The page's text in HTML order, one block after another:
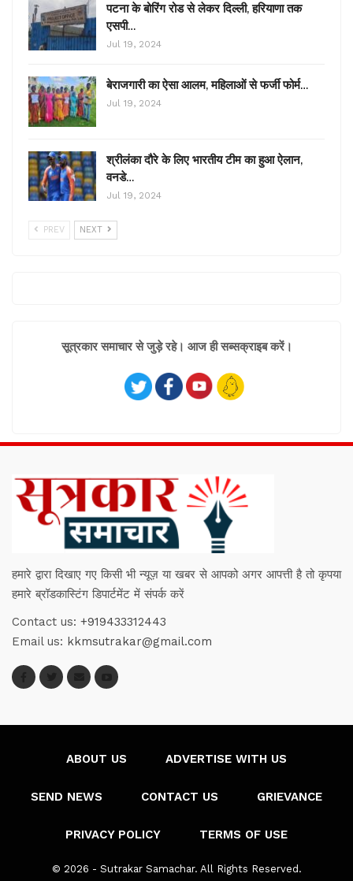
पटना के बोरिंग रोड से लेकर दिल्ली, हरियाणा तक
एसपी…
Jul 19, 2024
बेराजगारी का ऐसा आलम, महिलाओं से फर्जी फोर्म…
Jul 19, 2024
श्रीलंका दौरे के लिए भारतीय टीम का हुआ ऐलान,
वनडे…
Jul 19, 2024
PREV NEXT
सूत्रकार समाचार से जुड़े रहे। आज ही सब्सक्राइब करें।
हमारे द्वारा दिखाए गए किसी भी न्यूज़ या खबर से आपको अगर आपत्ती है तो कृपया
हमारे ब्रॉडकास्टिंग डिपार्टमेंट में संपर्क करें
Contact us: +919433312443
Email us: kkmsutrakar@gmail.com
ABOUT US ADVERTISE WITH US
SEND NEWS CONTACT US GRIEVANCE
PRIVACY POLICY TERMS OF USE
© 2026 - Sutrakar Samachar. All Rights Reserved.